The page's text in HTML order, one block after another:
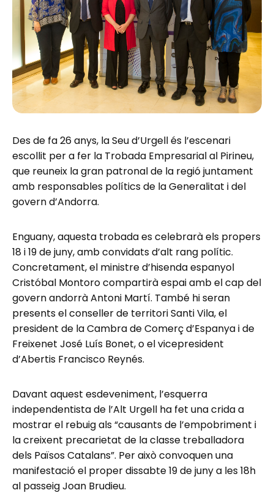
Des de fa 26 anys, la Seu d’Urgell és l’escenari
escollit per a fer la Trobada Empresarial al Pirineu,
que reuneix la gran patronal de la regió juntament
amb responsables polítics de la Generalitat i del
govern d’Andorra.
Enguany, aquesta trobada es celebrarà els propers
18 i 19 de juny, amb convidats d’alt rang polític.
Concretament, el ministre d’hisenda espanyol
Cristóbal Montoro compartirà espai amb el cap del
govern andorrà Antoni Martí. També hi seran
presents el conseller de territori Santi Vila, el
president de la Cambra de Comerç d’Espanya i de
Freixenet José Luís Bonet, o el vicepresident
d’Abertis Francisco Reynés.
Davant aquest esdeveniment, l’esquerra
independentista de l’Alt Urgell ha fet una crida a
mostrar el rebuig als “causants de l’empobriment i
la creixent precarietat de la classe treballadora
dels Països Catalans”. Per això convoquen una
manifestació el proper dissabte 19 de juny a les 18h
al passeig Joan Brudieu.